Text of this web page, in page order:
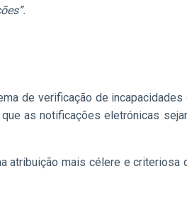
de verificação de incapacidades
as notificações eletrónicas
atribuição mais célere e criteriosa